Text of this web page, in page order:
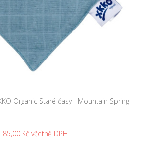
Organic Staré časy - Mountain Spring
85,00 Kč